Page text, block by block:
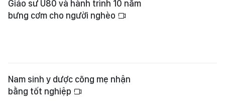
Giáo sư U80 và hành trình 10 năm
bưng cơm cho người nghèo
Nam sinh y dược cõng mẹ nhận
bằng tốt nghiệp